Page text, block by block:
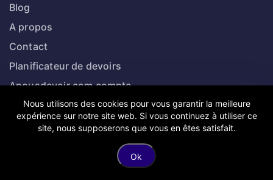
Blog
A propos
Contact
Planificateur de devoirs
Anousdevoir.com compte
Catégories
Nous utilisons des cookies pour vous garantir la meilleure
expérience sur notre site web. Si vous continuez à utiliser ce
site, nous supposerons que vous en êtes satisfait.
Ok